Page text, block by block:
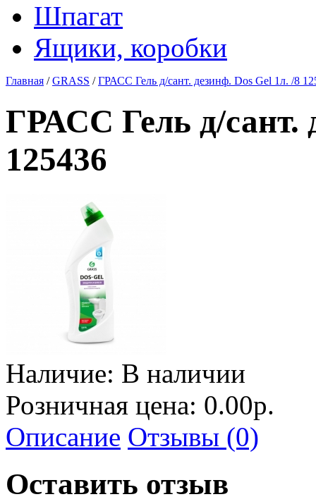
Шпагат
Ящики, коробки
Главная /GRASS /ГРАСС Гель д/сант. дезинф. Dos Gel 1л. /8
ГРАСС Гель д/сант.
125436
Наличие: В наличии
Розничная цена: 0.00р.
Описание Отзывы (0)
Оставить отзыв